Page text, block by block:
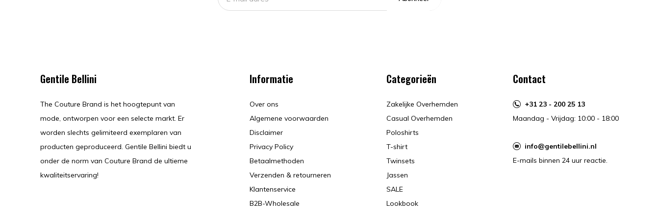
Gentile Bellini
The Couture Brand is het hoogtepunt van
mode, ontworpen voor een selecte markt. Er
worden slechts gelimiteerd exemplaren van
producten geproduceerd. Gentile Bellini biedt u
onder de norm van Couture Brand de ultieme
kwaliteitservaring!
Informatie
Over ons
Algemene voorwaarden
Disclaimer
Privacy Policy
Betaalmethoden
Verzenden & retourneren
Klantenservice
B2B-Wholesale
Categorieën
Zakelijke Overhemden
Casual Overhemden
Poloshirts
T-shirt
Twinsets
Jassen
SALE
Lookbook
Contact
+31 23 - 200 25 13
Maandag - Vrijdag: 10:00 - 18:00
info@gentilebellini.nl
E-mails binnen 24 uur reactie.